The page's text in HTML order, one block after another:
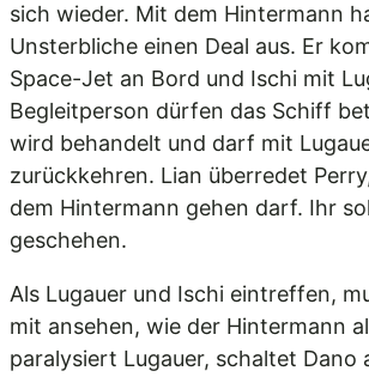
sich wieder. Mit dem Hintermann
Unsterbliche einen Deal aus. Er
Space-Jet an Bord und Ischi mit
Begleitperson dürfen das Schiff
wird behandelt und darf mit
zurückkehren. Lian überredet
dem Hintermann gehen darf. Ihr
geschehen.
Als Lugauer und Ischi eintreffen,
mit ansehen, wie der Hintermann
paralysiert Lugauer, schaltet Dano